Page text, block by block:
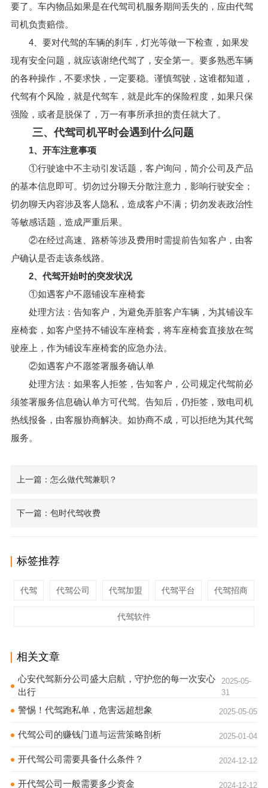
要了。车内物品如果是在代驾司机服务期间丢失的，应由代驾
司机负责赔偿。
4、要对代驾的车辆的刹车，灯光等做一下检查，如果发
现有安全问题，就应该谢绝代驾了，安全第一。要多熟悉车辆
的各种操作，不要求快，一定要稳。谨慎驾驶，这谁都知道，
代驾有个风险，就是代驾车，就是此车的保险程度，如果只保
强险，或者是脱保了，万一有事所承担的责任就大了。
三、代驾司机平时会遇到什么问题
1、开车注意事项
①行驶途中不主动引发话题，客户询问，简介公司及产品
的基本信息即可。切勿过分聊天分散注意力，影响行驶安全；
切勿聊天内容涉及客人隐私，造成客户不满；切勿发表政治性
等敏感话题，造成严重后果。
②在经过高速、路桥等涉及费用时需提前告知客户，由客
户确认是否走该条线路。
2、代驾开始时的突发状况
①如遇客户不愿铺设车座椅套
处理方法：告知客户，为避免弄脏客户车辆，为其铺设车
座椅套，如客户坚持不铺设车座椅套，将车座椅套直接放在驾
驶座上，作为铺设车座椅套的应急办法。
②如遇客户不愿签署服务确认单
处理方法：如果客人拒签，告知客户，公司规定代驾前必
须签署服务信息确认单方可代驾。告知后，仍拒签，致电司机
热线报备，由客服协商解决。如协商不成，可以拒绝为其代驾
服务。
上一篇：怎么做代驾兼职？
下一篇：包时代驾收费
标签推荐
代驾 代驾公司 代驾加盟 代驾平台 代驾招商
代驾软件
相关文章
心安代驾新分公司盛大启航，守护您的每一次安心
出行
2025-05-
31
警惕！代驾跑私单，危害远超想象 2025-05-05
代驾公司的赚钱门道与运营策略剖析 2025-01-04
开代驾公司需要具备什么条件？ 2024-12-12
开代驾公司一般需要多少资金 2024-12-12